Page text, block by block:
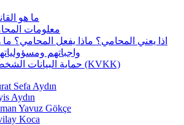
ما هو
معلومات
اذا يعني المحامي؟ ماذا يفعل المحامي؟
واجباتهم
حماية البيانات الشخصية (KVKK)
Sefa Aydın
Aydın
Yavuz Gökçe
Koca